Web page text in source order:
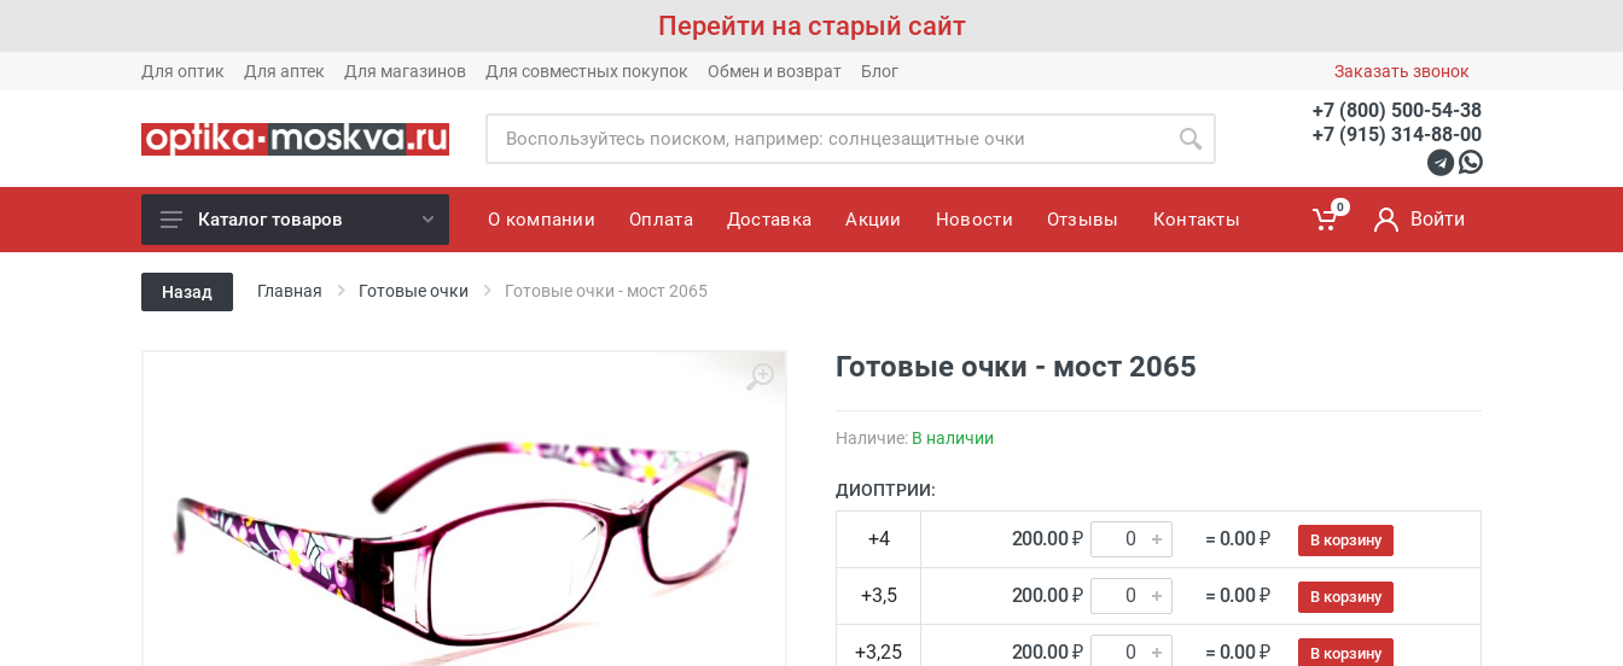
Перейти на старый сайт
Для оптик Для аптек Для магазинов Для совместных покупок Обмен и возврат Блог Заказать звонок
+7 (800) 500-54-38
+7 (915) 314-88-00
Новое готовые очки (1621)
Новое солнце (1613)
Известные бренды (212)
Футляры и мешки (1412)
Красота и здоровье (353)
Атрибуты для оптики (59)
Каталог товаров О компании Оплата Доставка Акции Новости Отзывы Контакты
0
Войти
Назад Главная Готовые очки Готовые очки - мост 2065
Готовые очки - мост 2065
Наличие: В наличии
ДИОПТРИИ:
+4 200.00 ₽ = 0.00 ₽ В корзину
+3,5 200.00 ₽ = 0.00 ₽ В корзину
+3,25 200.00 ₽ = 0.00 ₽ В корзину